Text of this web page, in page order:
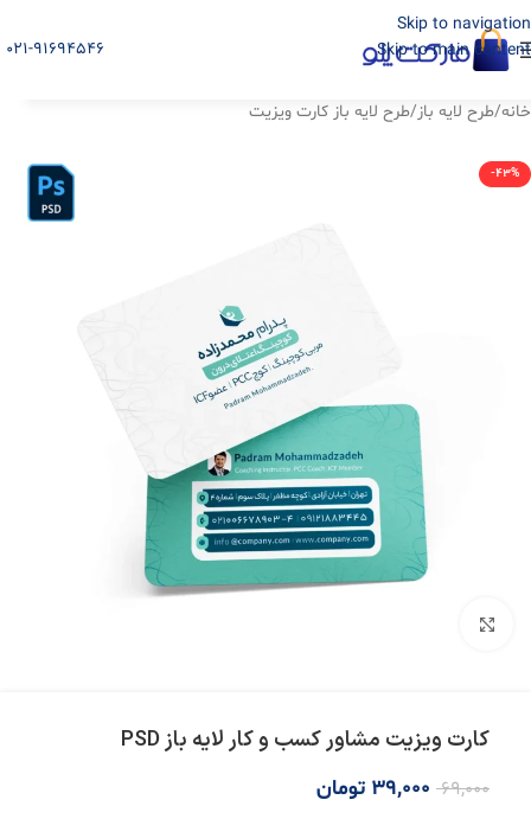
Skip to navigation
Skip to main content
021-91694546
خانه/طرح لایه باز/طرح لایه باز کارت ویزیت
-43%
کارت ویزیت مشاور کسب و کار لایه باز PSD
69,000
39,000 تومان